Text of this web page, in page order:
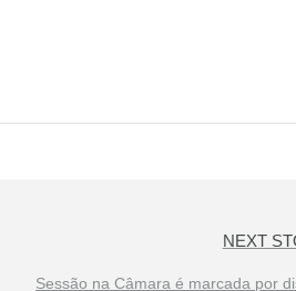
NEXT
Sessão na Câmara é marcada por